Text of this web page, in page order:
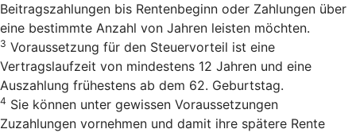
Beitragszahlungen bis Rentenbeginn oder Zahlungen über
eine bestimmte Anzahl von Jahren leisten möchten.
3 Voraussetzung für den Steuervorteil ist eine
Vertragslaufzeit von mindestens 12 Jahren und eine
Auszahlung frühestens ab dem 62. Geburtstag.
4 Sie können unter gewissen Voraussetzungen
Zuzahlungen vornehmen und damit ihre spätere Rente